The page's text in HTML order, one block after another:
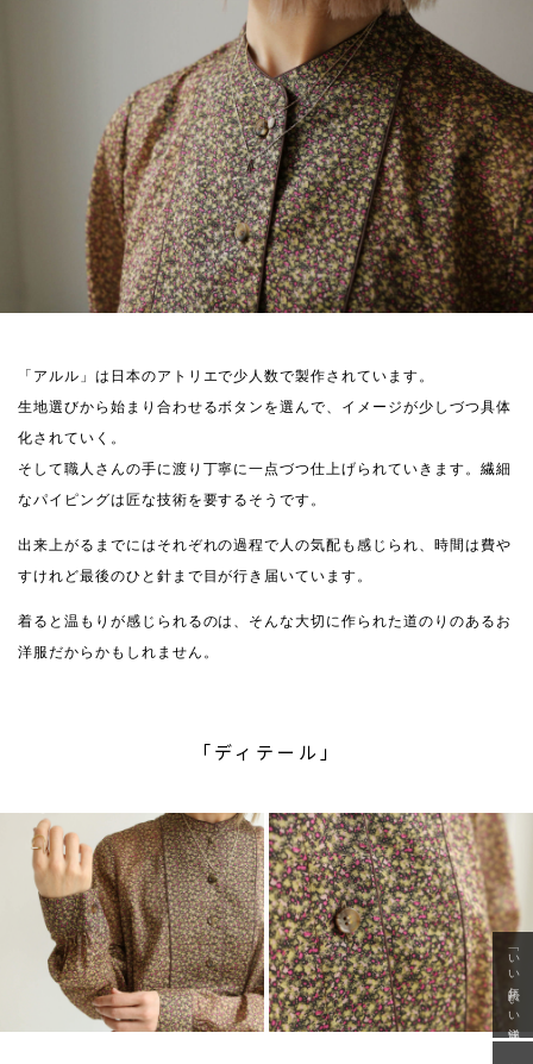
「アルル」は日本のアトリエで少人数で製作されています。
生地選びから始まり合わせるボタンを選んで、イメージが少しづつ具体
化されていく。
そして職人さんの手に渡り丁寧に一点づつ仕上げられていきます。繊細
なパイピングは匠な技術を要するそうです。
出来上がるまでにはそれぞれの過程で人の気配も感じられ、時間は費や
すけれど最後のひと針まで目が行き届いています。
着ると温もりが感じられるのは、そんな大切に作られた道のりのあるお
洋服だからかもしれません。
「ディテール」
「いい年齢 いい洋服」